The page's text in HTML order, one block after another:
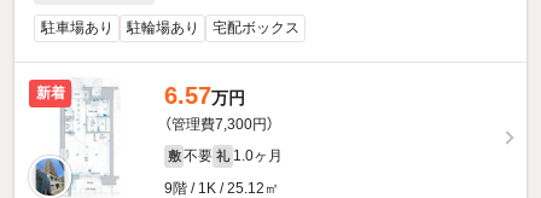
駐車場あり 駐輪場あり 宅配ボックス
新着 6.57万円
（管理費7,300円）
敷 不要 礼 1.0ヶ月
9階 / 1K / 25.12㎡